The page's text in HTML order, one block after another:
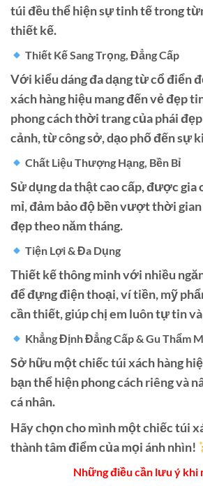
túi đều thể hiện sự tinh tế trong
thiết kế.
Thiết Kế Sang Trọng, Đẳng Cấp
Với kiểu dáng đa dạng từ cổ điển
xách hàng hiệu mang đến vẻ đẹp
phong cách thời trang của phái
cảnh, từ công sở, dạo phố đến sự
Chất Liệu Thượng Hạng, Bền Bỉ
Sử dụng da thật cao cấp, được gia
mỉ, đảm bảo độ bền vượt thời
đẹp theo năm tháng.
Tiện Lợi & Đa Dụng
Thiết kế thông minh với nhiều
để đựng điện thoại, ví tiền, mỹ
cần thiết, giúp chị em luôn tự tin
Khẳng Định Đẳng Cấp & Gu Thẩm
Sở hữu một chiếc túi xách hàng
bạn thể hiện phong cách riêng và
cá nhân.
Hãy chọn cho mình một chiếc túi
thành tâm điểm của mọi ánh nhìn!
Những điều cần lưu ý khi